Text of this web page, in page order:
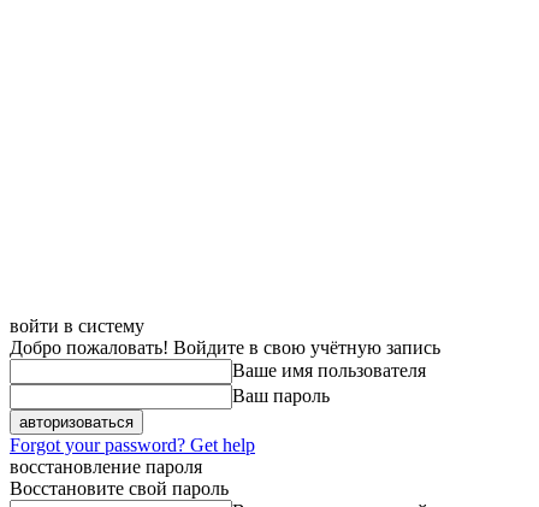
войти в систему
Добро пожаловать! Войдите в свою учётную запись
Ваше имя пользователя
Ваш пароль
Forgot your password? Get help
восстановление пароля
Восстановите свой пароль